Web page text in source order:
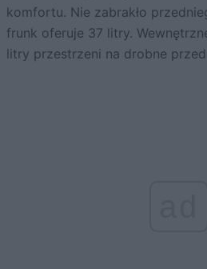
komfortu. Nie zabrakło
frunk oferuje 37 litry.
litry przestrzeni na drobne